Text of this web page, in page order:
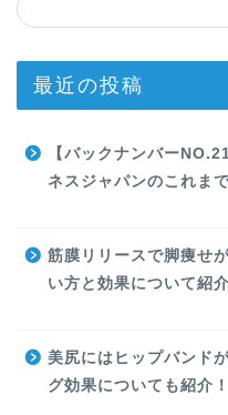
最近の投稿
【バックナンバー
ネスジャパンのこれま
筋膜リリースで脚痩せ
い方と効果について紹介
美尻にはヒップバンド
グ効果についても紹介！